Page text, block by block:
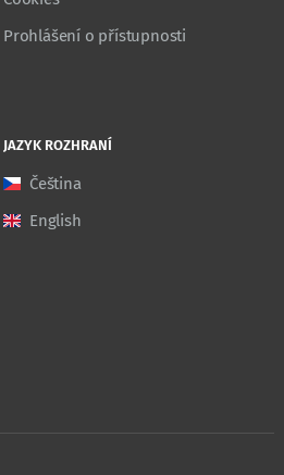
Prohlášení o přístupnosti
JAZYK ROZHRANÍ
Čeština
English